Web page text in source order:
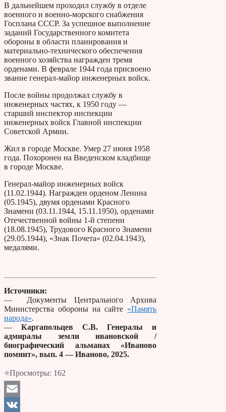
В дальнейшем проходил службу в отделе
военного и военно-морского снабжения
Госплана СССР. За успешное выполнение
заданий Государственного комитета
обороны в области планирования и
материально-технического обеспечения
военного хозяйства награжден тремя
орденами. В феврале 1944 года присвоено
звание генерал-майор инженерных войск.
После войны продолжал службу в
инженерных частях, к 1950 году —
старший инспектор инспекции
инженерных войск Главной инспекции
Советской Армии.
Жил в городе Москве. Умер 27 июня 1958
года. Похоронен на Введенском кладбище
в городе Москве.
Генерал-майор инженерных войск
(11.02.1944). Награжден орденом Ленина
(05.1945), двумя орденами Красного
Знамени (03.11.1944, 15.11.1950), орденами
Отечественной войны 1-й степени
(18.08.1945), Трудового Красного Знамени
(29.05.1944), «Знак Почета» (02.04.1943),
медалями.
Источники:
— Документы Центрального Архива
Министерства обороны на сайте «Память
народа».
—Каргапольцев С.В. Генералы и
адмиралы земли ивановской /
биографический альманах «Иваново
помнит», вып. 4 — Иваново, 2025.
⭐Просмотры: 162
Email